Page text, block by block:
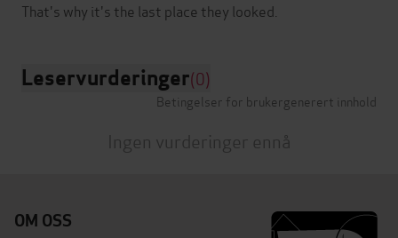
Leservurderinger(0)
Betingelser for brukergenerert innhold
Ingen vurderinger ennå
OM OSS